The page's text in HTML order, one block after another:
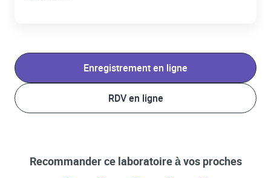
Enregistrement en ligne
RDV en ligne
Recommander ce laboratoire à vos proches